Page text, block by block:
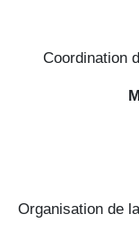
Coordination
Organisation de